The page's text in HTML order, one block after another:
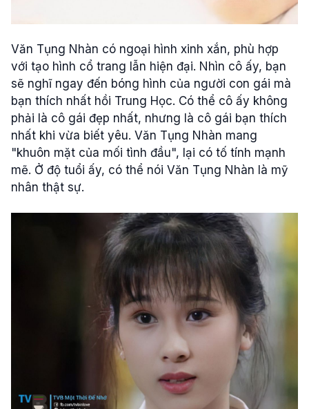
Văn Tụng Nhàn có ngoại hình xinh xắn, phù hợp
với tạo hình cổ trang lẫn hiện đại. Nhìn cô ấy, bạn
sẽ nghĩ ngay đến bóng hình của người con gái mà
bạn thích nhất hồi Trung Học. Có thể cô ấy không
phải là cô gái đẹp nhất, nhưng là cô gái bạn thích
nhất khi vừa biết yêu. Văn Tụng Nhàn mang
"khuôn mặt của mối tình đầu", lại có tố tính mạnh
mẽ. Ở độ tuổi ấy, có thể nói Văn Tụng Nhàn là mỹ
nhân thật sự.